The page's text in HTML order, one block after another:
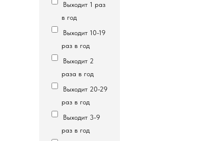
Выходит 1 раз
в год
Выходит 10-19
раз в год
Выходит 2
раза в год
Выходит 20-29
раз в год
Выходит 3-9
раз в год